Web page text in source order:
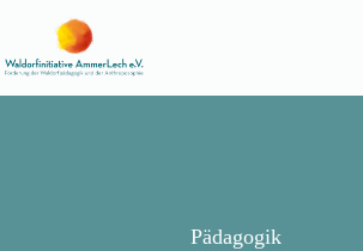
springen
Pädagogik